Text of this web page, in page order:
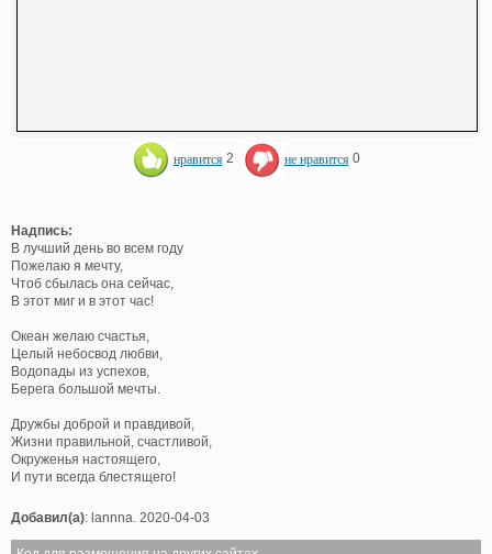
нравится 2 не нравится 0
Надпись:
В лучший день во всем году
Пожелаю я мечту,
Чтоб сбылась она сейчас,
В этот миг и в этот час!
Океан желаю счастья,
Целый небосвод любви,
Водопады из успехов,
Берега большой мечты.
Дружбы доброй и правдивой,
Жизни правильной, счастливой,
Окруженья настоящего,
И пути всегда блестящего!
Добавил(а): lannna. 2020-04-03